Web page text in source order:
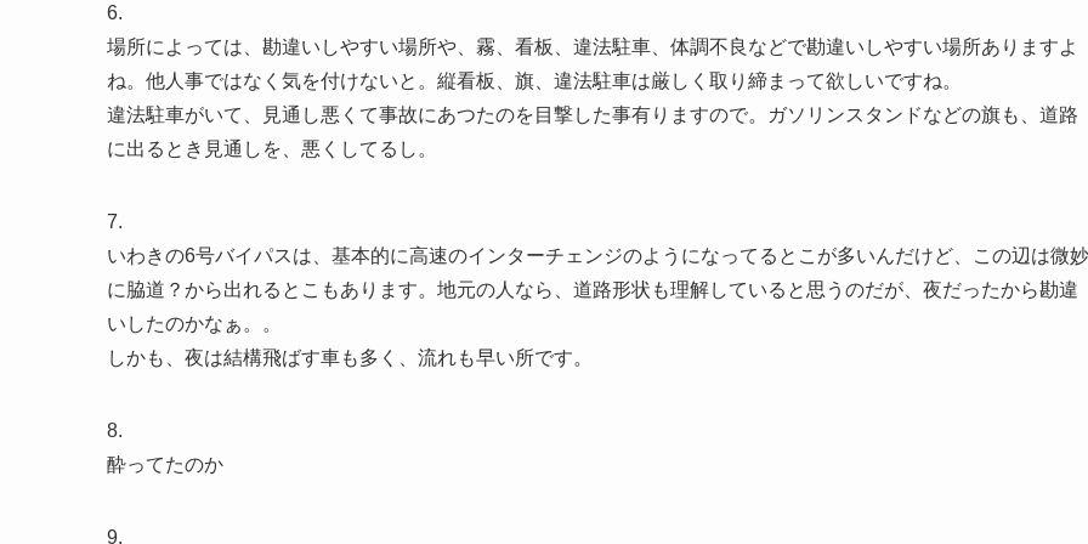
6.
場所によっては、勘違いしやすい場所や、霧、看板、違法駐車、体調不良などで勘違いしやすい場所ありますよ
ね。他人事ではなく気を付けないと。縦看板、旗、違法駐車は厳しく取り締まって欲しいですね。
違法駐車がいて、見通し悪くて事故にあつたのを目撃した事有りますので。ガソリンスタンドなどの旗も、道路
に出るとき見通しを、悪くしてるし。
7.
いわきの6号バイパスは、基本的に高速のインターチェンジのようになってるとこが多いんだけど、この辺は微妙
に脇道？から出れるとこもあります。地元の人なら、道路形状も理解していると思うのだが、夜だったから勘違
いしたのかなぁ。。
しかも、夜は結構飛ばす車も多く、流れも早い所です。
8.
酔ってたのか
9.